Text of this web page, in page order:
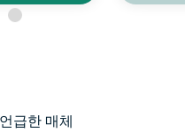
급한 매체